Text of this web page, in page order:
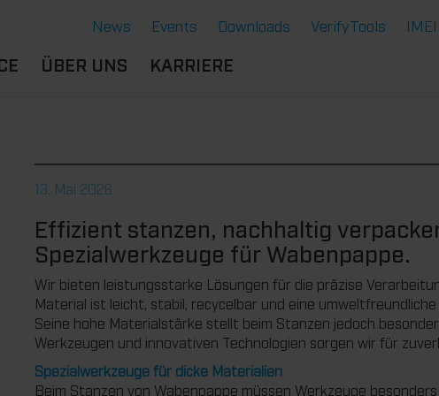
News Events Downloads VerifyTools
THERMOFORMEN
THERMOFORMEN
ÜBER UNS KARRIERE
STUDIUM
DU BIST
STUDENT:IN
BENEFITS
OFFENE JOBS
13. Mai 2026
Effizient stanzen, nachhaltig
Spezialwerkzeuge für Wabenpappe.
Wir bieten leistungsstarke Lösungen für die präzise
Material ist leicht, stabil, recycelbar und eine
Seine hohe Materialstärke stellt beim Stanzen jedoch
Werkzeugen und innovativen Technologien sorgen wir für
Spezialwerkzeuge für dicke Materialien
Beim Stanzen von Wabenpappe müssen Werkzeuge